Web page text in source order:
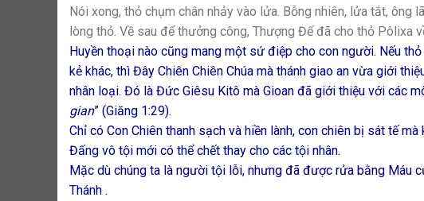
Nói xong, thỏ chụm chân nhảy vào lửa. Bỗng nhiên, lửa tắt,
lòng thỏ. Về sau để thưởng công, Thượng Đế đã cho thỏ Pôlixa
Huyền thoại nào cũng mang một sứ điệp cho con người. Nếu
kẻ khác, thì Đây Chiên Chiên Chúa mà thánh giao an vừa giới
nhân loại. Đó là Đức Giêsu Kitô mà Gioan đã giới thiệu với các
gian” (Giăng 1:29).
Chỉ có Con Chiên thanh sạch và hiền lành, con chiên bị sát tế
Đấng vô tội mới có thể chết thay cho các tội nhân.
Mặc dù chúng ta là người tội lỗi, nhưng đã được rửa bằng Máu
Thánh .